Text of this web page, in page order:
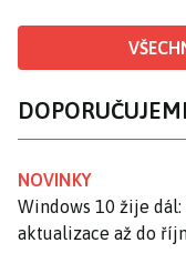
NOVINKY
Windows 10 žije
aktualizace až do